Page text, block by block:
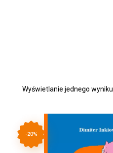
Wyświetlanie jednego wyniku
-20%